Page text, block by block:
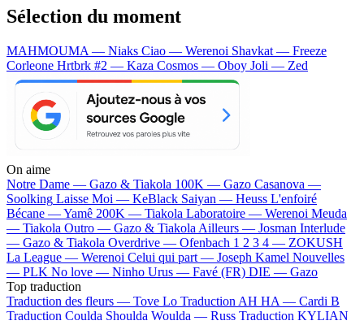
Sélection du moment
MAHMOUMA — Niaks Ciao — Werenoi Shavkat — Freeze
Corleone Hrtbrk #2 — Kaza Cosmos — Oboy Joli — Zed
On aime
Notre Dame — Gazo & Tiakola 100K — Gazo Casanova —
Soolking Laisse Moi — KeBlack Saiyan — Heuss L'enfoiré
Bécane —Yamê 200K — Tiakola Laboratoire — Werenoi Meuda
— Tiakola Outro — Gazo & Tiakola Ailleurs — Josman Interlude
— Gazo & Tiakola Overdrive — Ofenbach 1 2 3 4 — ZOKUSH
La League — Werenoi Celui qui part — Joseph Kamel Nouvelles
— PLK No love — Ninho Urus — Favé (FR) DIE — Gazo
Top traduction
Traduction des fleurs — Tove Lo Traduction AH HA — Cardi B
Traduction Coulda Shoulda Woulda — Russ Traduction KYLIAN